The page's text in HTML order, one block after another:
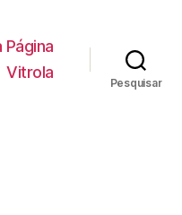
Página
Vitrola
Pesquisar